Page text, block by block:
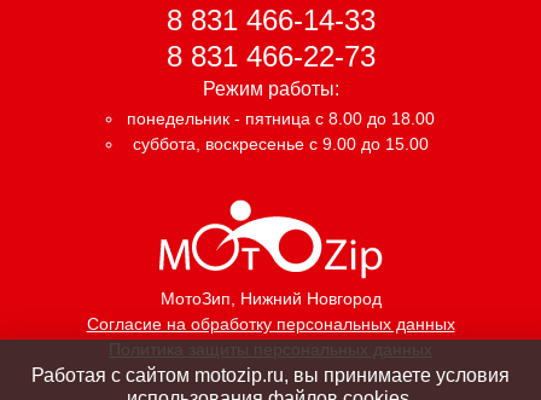
МотоЗип, Нижний Новгород
Согласие на обработку персональных данных
Политика защиты персональных данных
8 831 466-14-33
8 831 466-22-73
Режим работы:
понедельник - пятница с 8.00 до 18.00
суббота, воскресенье с 9.00 до 15.00
Работая с сайтом motozip.ru, вы принимаете условия